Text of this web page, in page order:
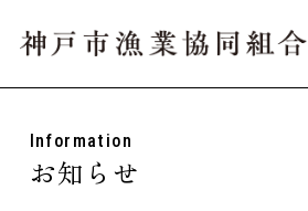
About
Information
お知らせ